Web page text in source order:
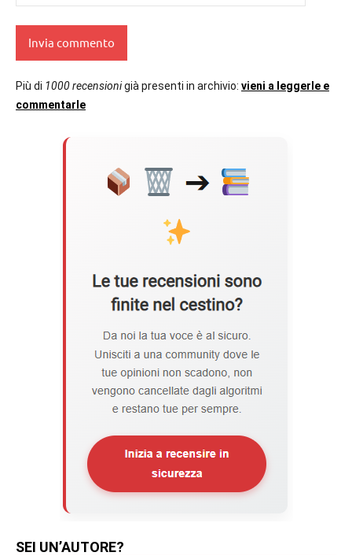
Più di 1000 recensionigià presenti in archivio: vieni a leggerle e
commentarle
SEI UN’AUTORE?